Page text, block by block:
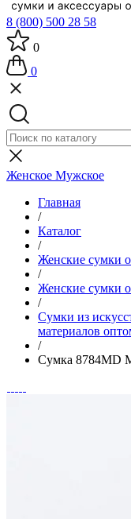
8 (800) 500 28 58
0
0
Женское Мужское
Главная
/
Каталог
/
Женские сумки
/
Женские сумки
/
Cумки из
материалов
/
Сумка 8784MD